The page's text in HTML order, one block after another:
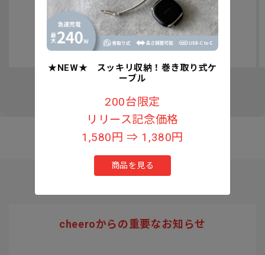
認知症予防への取り組みについて
★NEW★ スッキリ収納！巻き取り式ケ
ーブル
200台限定
リリース記念価格
1,580円 ⇒ 1,380円
商品を見る
cheeroからの重要なお知らせ